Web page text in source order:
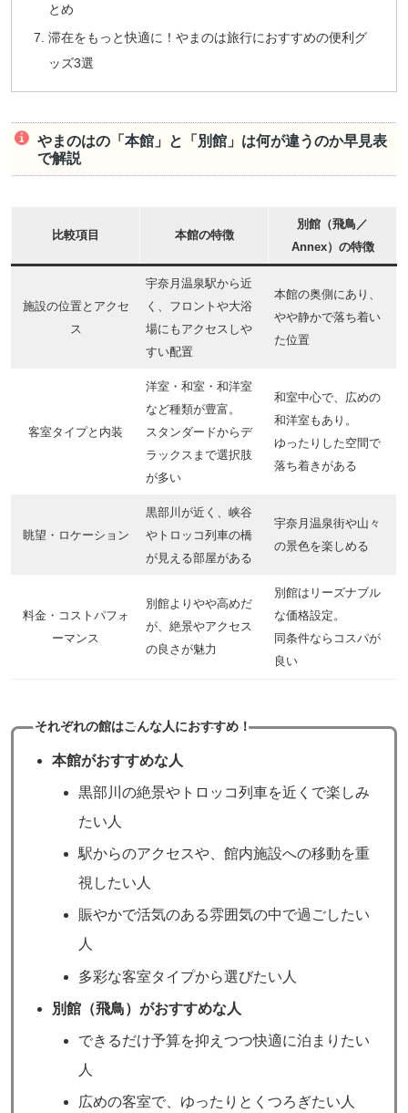
とめ
滞在をもっと快適に！やまのは旅行におすすめの便利グ
ッズ3選
やまのはの「本館」と「別館」は何が違うのか早見表
で解説
比較項目 本館の特徴
別館（飛鳥／
Annex）の特徴
施設の位置とアクセ
ス
宇奈月温泉駅から近
く、フロントや大浴
場にもアクセスしや
すい配置
本館の奥側にあり、
やや静かで落ち着い
た位置
客室タイプと内装
洋室・和室・和洋室
など種類が豊富。
スタンダードからデ
ラックスまで選択肢
が多い
和室中心で、広めの
和洋室もあり。
ゆったりした空間で
落ち着きがある
眺望・ロケーション
黒部川が近く、峡谷
やトロッコ列車の橋
が見える部屋がある
宇奈月温泉街や山々
の景色を楽しめる
料金・コストパフォ
ーマンス
別館よりやや高めだ
が、絶景やアクセス
の良さが魅力
別館はリーズナブル
な価格設定。
同条件ならコスパが
良い
それぞれの館はこんな人におすすめ！
本館がおすすめな人
黒部川の絶景やトロッコ列車を近くで楽しみ
たい人
駅からのアクセスや、館内施設への移動を重
視したい人
賑やかで活気のある雰囲気の中で過ごしたい
人
多彩な客室タイプから選びたい人
別館（飛鳥） がおすすめな人
できるだけ予算を抑えつつ快適に泊まりたい
人
広めの客室で、ゆったりとくつろぎたい人